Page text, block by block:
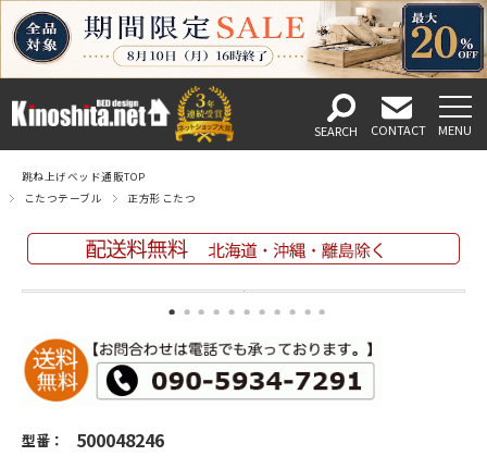
跳ね上げベッド通販TOP
こたつテーブル
正方形こたつ
型番： 500048246